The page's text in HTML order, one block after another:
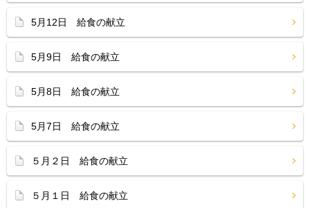
5月12日 給食の献立
5月9日 給食の献立
5月8日 給食の献立
5月7日 給食の献立
５月２日 給食の献立
５月１日 給食の献立